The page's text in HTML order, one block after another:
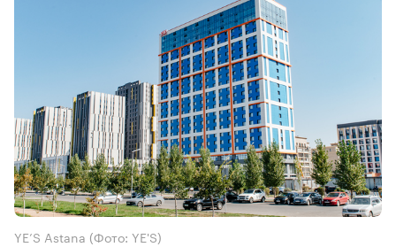
YE’S Astana (Фото: YE'S)